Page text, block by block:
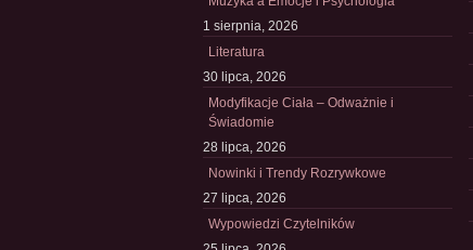
1 sierpnia, 2026
Literatura
30 lipca, 2026
Modyfikacje Ciała – Odważnie i
Świadomie
28 lipca, 2026
Nowinki i Trendy Rozrywkowe
27 lipca, 2026
Wypowiedzi Czytelników